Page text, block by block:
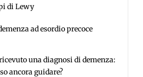
di Lewy
ad esordio precoce
una diagnosi di demenza:
ancora guidare?